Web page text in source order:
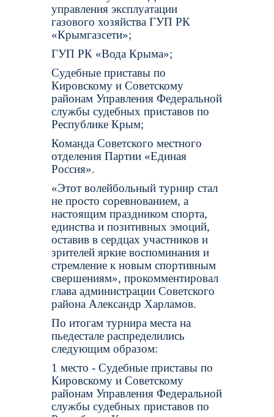
управления эксплуатации
газового хозяйства ГУП РК
«Крымгазсети»;
ГУП РК «Вода Крыма»;
Судебные приставы по
Кировскому и Советскому
районам Управления Федеральной
службы судебных приставов по
Республике Крым;
Команда Советского местного
отделения Партии «Единая
Россия».
«Этот волейбольный турнир стал
не просто соревнованием, а
настоящим праздником спорта,
единства и позитивных эмоций,
оставив в сердцах участников и
зрителей яркие воспоминания и
стремление к новым спортивным
свершениям», прокомментировал
глава администрации Советского
района Александр Харламов.
По итогам турнира места на
пьедестале распределились
следующим образом:
1 место - Судебные приставы по
Кировскому и Советскому
районам Управления Федеральной
службы судебных приставов по